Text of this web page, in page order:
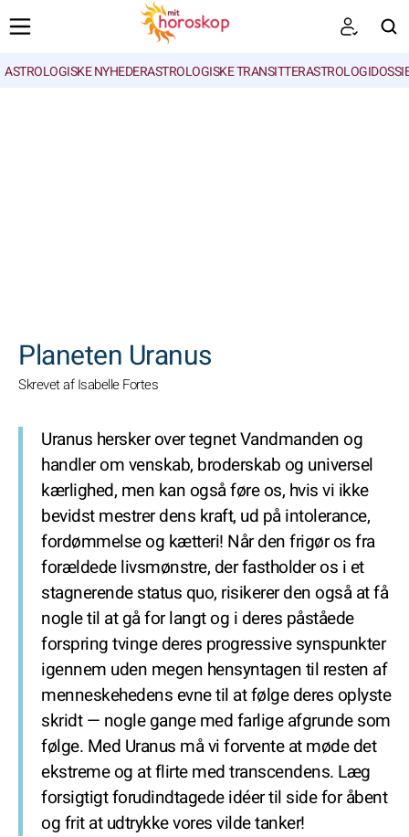
ASTROLOGISKE NYHEDERASTROLOGISKE TRANSITTER
Planeten Uranus
Skrevet af Isabelle Fortes
Uranus hersker over tegnet Vandmanden og
handler om venskab, broderskab og universel
kærlighed, men kan også føre os, hvis vi ikke
bevidst mestrer dens kraft, ud på intolerance,
fordømmelse og kætteri! Når den frigør os fra
forældede livsmønstre, der fastholder os i et
stagnerende status quo, risikerer den også at få
nogle til at gå for langt og i deres påståede
forspring tvinge deres progressive synspunkter
igennem uden megen hensyntagen til resten af
menneskehedens evne til at følge deres oplyste
skridt — nogle gange med farlige afgrunde som
følge. Med Uranus må vi forvente at møde det
ekstreme og at flirte med transcendens. Læg
forsigtigt forudindtagede idéer til side for åbent
og frit at udtrykke vores vilde tanker!